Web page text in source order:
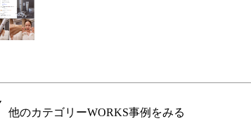
他のカテゴリーWORKS事例をみる